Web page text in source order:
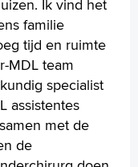
Ik vind het
familie
tijd en ruimte
MDL team
specialist
assistentes
met de
de